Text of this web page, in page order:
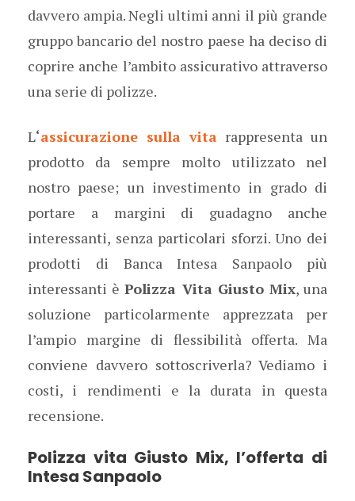
davvero ampia. Negli ultimi anni il più grande
gruppo bancario del nostro paese ha deciso di
coprire anche l’ambito assicurativo attraverso
una serie di polizze.
L‘assicurazione sulla vita rappresenta un
prodotto da sempre molto utilizzato nel
nostro paese; un investimento in grado di
portare a margini di guadagno anche
interessanti, senza particolari sforzi. Uno dei
prodotti di Banca Intesa Sanpaolo più
interessanti èPolizza Vita Giusto Mix, una
soluzione particolarmente apprezzata per
l’ampio margine di flessibilità offerta. Ma
conviene davvero sottoscriverla? Vediamo i
costi, i rendimenti e la durata in questa
recensione.
Polizza vita Giusto Mix, l’offerta di
Intesa Sanpaolo